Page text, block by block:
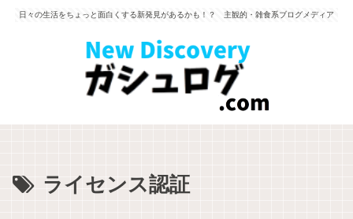
日々の生活をちょっと面白くする新発見があるかも！？ 主観的・雑食系ブログメディア
ライセンス認証